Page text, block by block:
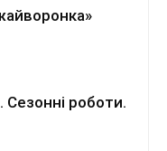
роботи.